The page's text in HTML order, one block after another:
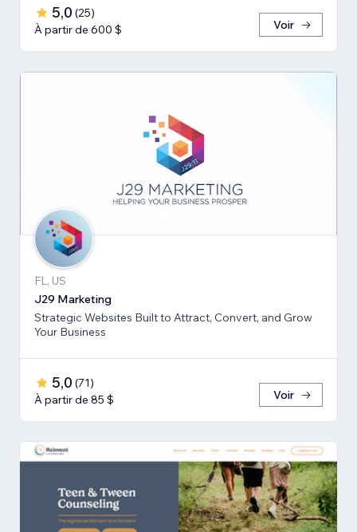
5,0 (25)
À partir de 600 $
Voir
FL, US
J29 Marketing
Strategic Websites Built to Attract, Convert, and Grow
Your Business
5,0 (71)
À partir de 85 $
Voir